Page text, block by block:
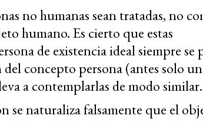
no humanas sean tratadas, no
humano. Es cierto que estas
de existencia ideal siempre se
concepto persona (antes solo
a contemplarlas de modo similar.
se naturaliza falsamente que el